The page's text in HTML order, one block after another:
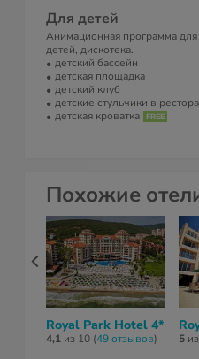
Для детей
Анимационная программа для
детей, дискотека.
детский бассейн
детская площадка
детский клуб
детские стульчики в
детская кроватка
Похожие
Royal Park Hotel 4*
4,1 из 10 (49 отзывов) 5